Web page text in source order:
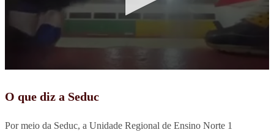
O que diz a Seduc
Por meio da Seduc, a Unidade Regional de Ensino Norte 1